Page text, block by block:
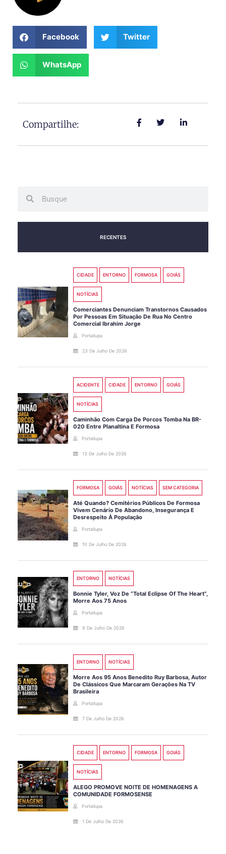
Facebook Twitter
WhatsApp
Compartilhe:
RECENTES
CIDADE ENTORNO FORMOSA GOIÁS
NOTÍCIAS
Comerciantes Denunciam Transtornos Causados
Por Pessoas Em Situação De Rua No Centro
Comercial Ibrahim Jorge
Portallupa
23 De Julho De 2026
ACIDENTE CIDADE ENTORNO GOIÁS
NOTÍCIAS
Caminhão Com Carga De Porcos Tomba Na BR-
020 Entre Planaltina E Formosa
Portallupa
13 De Julho De 2026
FORMOSA GOIÁS NOTÍCIAS SEM CATEGORIA
Até Quando? Cemitérios Públicos De Formosa
Vivem Cenário De Abandono, Insegurança E
Desrespeito À População
Portallupa
10 De Julho De 2026
ENTORNO NOTÍCIAS
Bonnie Tyler, Voz De “Total Eclipse Of The Heart”,
Morre Aos 75 Anos
Portallupa
9 De Julho De 2026
ENTORNO NOTÍCIAS
Morre Aos 95 Anos Benedito Ruy Barbosa, Autor
De Clássicos Que Marcaram Gerações Na TV
Brasileira
Portallupa
7 De Julho De 2026
CIDADE ENTORNO FORMOSA GOIÁS
NOTÍCIAS
ALEGO PROMOVE NOITE DE HOMENAGENS A
COMUNIDADE FORMOSENSE
Portallupa
1 De Julho De 2026